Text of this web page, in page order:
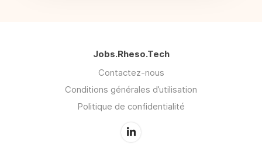
Jobs.Rheso.Tech
Contactez-nous
Conditions générales d’utilisation
Politique de confidentialité